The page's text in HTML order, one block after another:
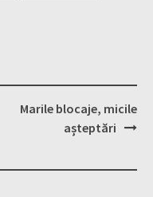
Marile blocaje, micile
așteptări